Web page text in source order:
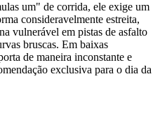
um" de corrida, ele exige um
consideravelmente estreita,
vulnerável em pistas de asfalto
bruscas. Em baixas
de maneira inconstante e
exclusiva para o dia da